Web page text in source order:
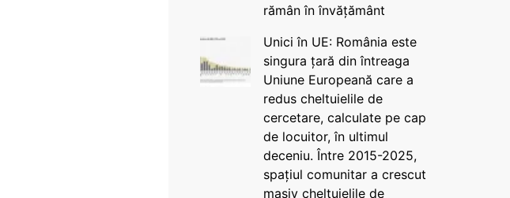
rămân în învățământ
Unici în UE: România este
singura țară din întreaga
Uniune Europeană care a
redus cheltuielile de
cercetare, calculate pe cap
de locuitor, în ultimul
deceniu. Între 2015-2025,
spațiul comunitar a crescut
masiv cheltuielile de